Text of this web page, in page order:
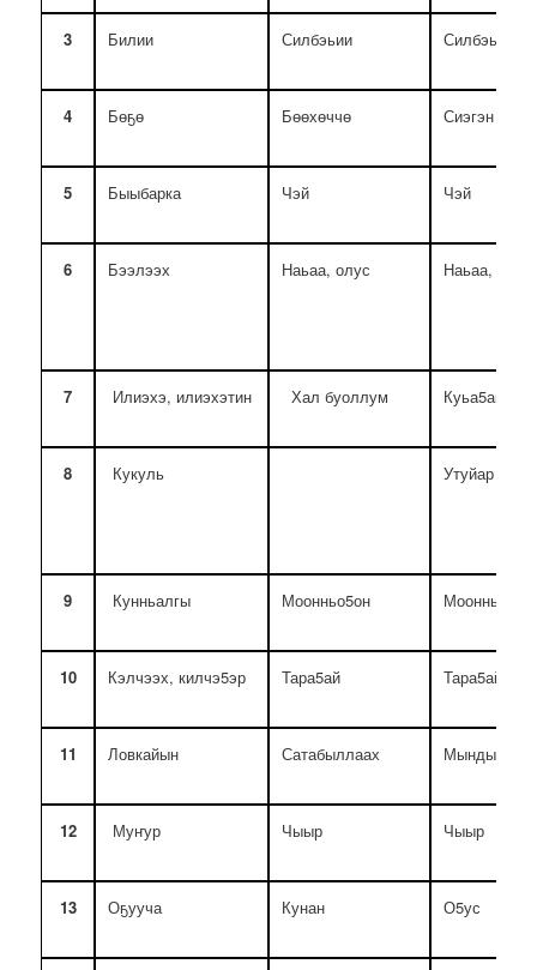
3 Билии Силбэьии Силбэьии
4 Бөҕө Бөөхөччө Сиэгэн
5 Быыбарка Чэй Чэй
6 Бээлээх Наьаа, олус Наьаа, олус
7 Илиэхэ, илиэхэтин Хал буоллум Куьа5ан,
8 Кукуль Утуйар
9 Кунньалгы Моонньо5он Моонньо5он
10 Кэлчээх, килчэ5эр Тара5ай Тара5ай
11 Ловкайын Сатабыллаах Мындыр
12 Муҥур Чыыр Чыыр
13 Оҕууча Кунан О5ус